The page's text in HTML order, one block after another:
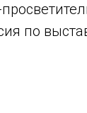
по